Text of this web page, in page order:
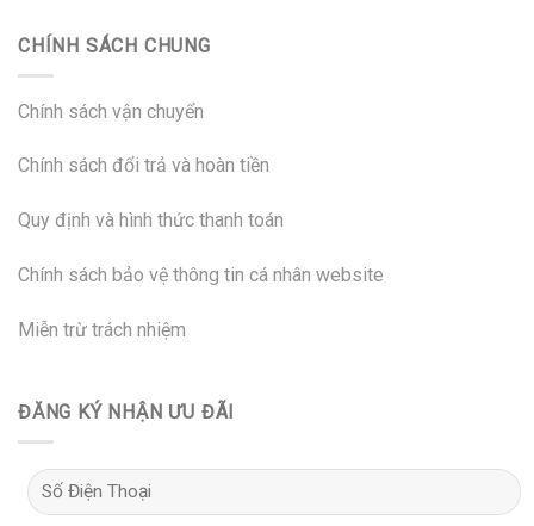
CHÍNH SÁCH CHUNG
Chính sách vận chuyển
Chính sách đổi trả và hoàn tiền
Quy định và hình thức thanh toán
Chính sách bảo vệ thông tin cá nhân website
Miễn trừ trách nhiệm
ĐĂNG KÝ NHẬN ƯU ĐÃI